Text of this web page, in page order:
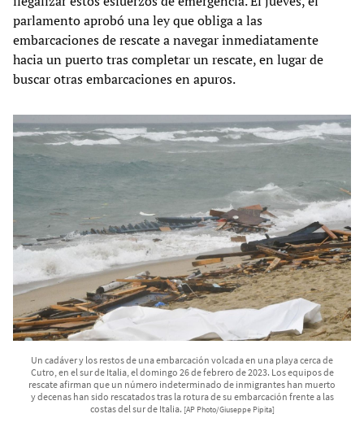
parlamento aprobó una ley que obliga a las
embarcaciones de rescate a navegar inmediatamente
hacia un puerto tras completar un rescate, en lugar de
buscar otras embarcaciones en apuros.
Un cadáver y los restos de una embarcación volcada en una playa cerca de
Cutro, en el sur de Italia, el domingo 26 de febrero de 2023. Los equipos de
rescate afirman que un número indeterminado de inmigrantes han muerto
y decenas han sido rescatados tras la rotura de su embarcación frente a las
costas del sur de Italia. [AP Photo/Giuseppe Pipita]